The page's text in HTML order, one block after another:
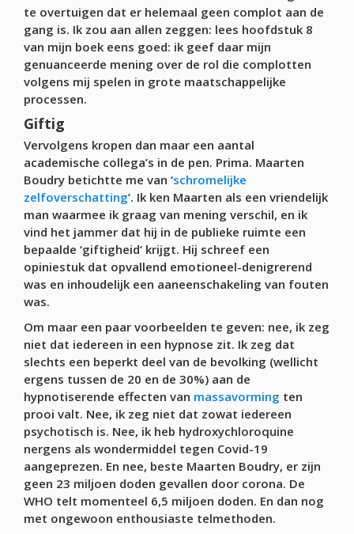
te overtuigen dat er helemaal geen complot aan de
gang is. Ik zou aan allen zeggen: lees hoofdstuk 8
van mijn boek eens goed: ik geef daar mijn
genuanceerde mening over de rol die complotten
volgens mij spelen in grote maatschappelijke
processen.
Giftig
Vervolgens kropen dan maar een aantal
academische collega’s in de pen. Prima. Maarten
Boudry betichtte me van ‘schromelijke
zelfoverschatting’. Ik ken Maarten als een vriendelijk
man waarmee ik graag van mening verschil, en ik
vind het jammer dat hij in de publieke ruimte een
bepaalde ‘giftigheid’ krijgt. Hij schreef een
opiniestuk dat opvallend emotioneel-denigrerend
was en inhoudelijk een aaneenschakeling van fouten
was.
Om maar een paar voorbeelden te geven: nee, ik zeg
niet dat iedereen in een hypnose zit. Ik zeg dat
slechts een beperkt deel van de bevolking (wellicht
ergens tussen de 20 en de 30%) aan de
hypnotiserende effecten van massavorming ten
prooi valt. Nee, ik zeg niet dat zowat iedereen
psychotisch is. Nee, ik heb hydroxychloroquine
nergens als wondermiddel tegen Covid-19
aangeprezen. En nee, beste Maarten Boudry, er zijn
geen 23 miljoen doden gevallen door corona. De
WHO telt momenteel 6,5 miljoen doden. En dan nog
met ongewoon enthousiaste telmethoden.